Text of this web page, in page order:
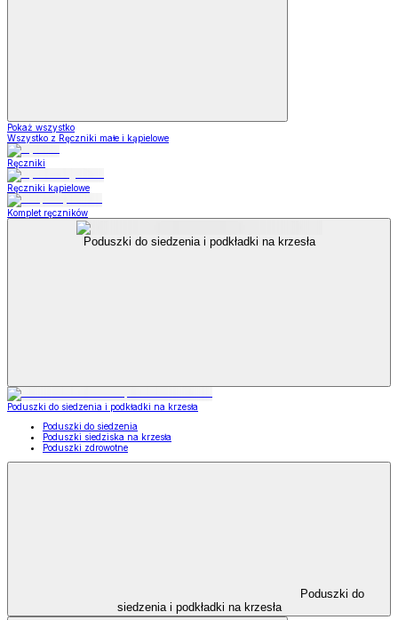
Pokaż wszystko
Wszystko z Ręczniki małe i kąpielowe
Ręczniki
Ręczniki kąpielowe
Komplet ręczników
Poduszki do siedzenia i podkładki na krzesła
Poduszki do siedzenia i podkładki na krzesła
Poduszki do siedzenia
Poduszki siedziska na krzesła
Poduszki zdrowotne
Poduszki do
siedzenia i podkładki na krzesła